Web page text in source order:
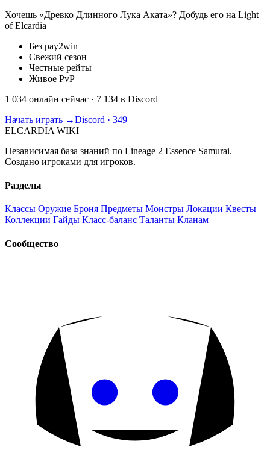
Хочешь «Древко Длинного Лука Аката»? Добудь его на Light
of Elcardia
Без pay2win
Свежий сезон
Честные рейты
Живое PvP
1 034 онлайн сейчас · 7 134 в Discord
Начать играть →Discord · 349
ELCARDIA WIKI
Независимая база знаний по Lineage 2 Essence Samurai.
Создано игроками для игроков.
Разделы
Классы Оружие Броня Предметы Монстры Локации Квесты
Коллекции Гайды Класс-баланс Таланты Кланам
Сообщество